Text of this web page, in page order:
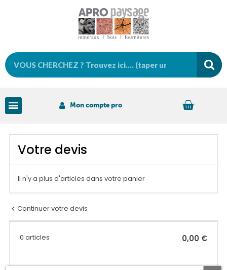
Mon compte pro
Votre devis
Il n'y a plus d'articles dans votre panier
chevron_left Continuer votre devis
0 articles 0,00 €